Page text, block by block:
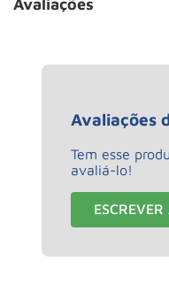
Avaliações
Avaliações
Tem esse
avaliá-lo!